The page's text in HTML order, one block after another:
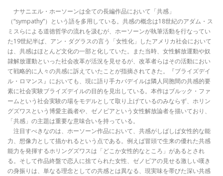
ナサニエル・ホーソーンは全ての長編作品において「共感」
（“sympathy”）という語を多用している。共感の概念は18世紀のアダム・ス
ミスらによる道徳哲学の流れを汲むが、ホーソーンが執筆活動を行なってい
た19世紀半ば、アン・ダグラスの言う「女性化」したアメリカ社会において
は、共感はほとんど文化の一部と化していた。また当時、女性解放運動や奴
隷解放運動といった社会改革が活況を見せるが、改革者らはその活動におい
て戦略的に人々の共感に訴えていたことが指摘されてきた。『ブライズデイ
ル・ロマンス』においても、現に語り手カバデイルは隣人同胞間の共感的要
素に社会実験ブライズデイルの目的を見出している。本作はブルック・ファ
ームという社会実験の場をモデルとして取り上げているのみならず、ホリン
グズワスという博愛主義者や、ゼノビアという女性解放論者を描いており、
「共感」の主題は重要な意味合いを持っている。
注目すべきなのは、ホーソーン作品において、共感がしばしば女性的な能
力、想像力として描かれるという点である。例えば冒頭で生来の優れた共感
能力を発揮するホリングズワスは「どこか女性的なところ」があるとされ
る。そして作品終盤で恋人に捨てられた女性、ゼノビアの見せる激しい嘆き
の身振りは、単なる理念としての共感とは異なる、現実味を帯びた深い共感